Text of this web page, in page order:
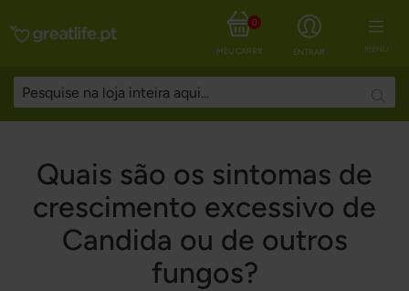
MENU
ENTRAR
MEU CARRINHO
0
Quais são os sintomas de
crescimento excessivo de
Candida ou de outros
fungos?